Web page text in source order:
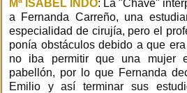
Mª ISABEL INDO: La "Chave"
a Fernanda Carreño, una
especialidad de cirujía, pero el
ponía obstáculos debido a que
no iba permitir que una mujer
pabellón, por lo que Fernanda
Emilio y así terminar sus